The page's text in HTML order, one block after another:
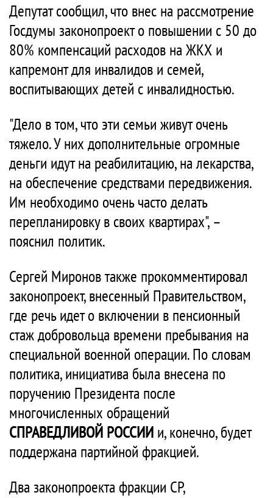
Депутат сообщил, что внес на рассмотрение
Госдумы законопроект о повышении с 50 до
80% компенсаций расходов на ЖКХ и
капремонт для инвалидов и семей,
воспитывающих детей с инвалидностью.
"Дело в том, что эти семьи живут очень
тяжело. У них дополнительные огромные
деньги идут на реабилитацию, на лекарства,
на обеспечение средствами передвижения.
Им необходимо очень часто делать
перепланировку в своих квартирах", –
пояснил политик.
Сергей Миронов также прокомментировал
законопроект, внесенный Правительством,
где речь идет о включении в пенсионный
стаж добровольца времени пребывания на
специальной военной операции. По словам
политика, инициатива была внесена по
поручению Президента после
многочисленных обращений
СПРАВЕДЛИВОЙ РОССИИ и, конечно, будет
поддержана партийной фракцией.
Два законопроекта фракции СР,